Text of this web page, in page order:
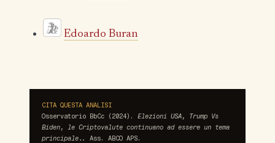
Edoardo Buran
CITA QUESTA ANALISI
Osservatorio BbCc (2024). Elezioni USA, Trump Vs
Biden, le Criptovalute continuano ad essere un tema
principale..
Ass. ABCO APS.